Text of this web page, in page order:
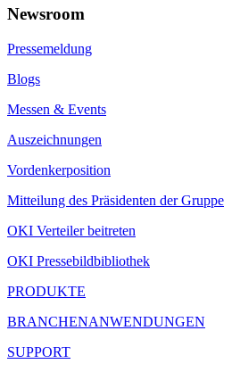
Newsroom
Pressemeldung
Blogs
Messen & Events
Auszeichnungen
Vordenkerposition
Mitteilung des Präsidenten der Gruppe
OKI Verteiler beitreten
OKI Pressebildbibliothek
PRODUKTE
BRANCHENANWENDUNGEN
SUPPORT